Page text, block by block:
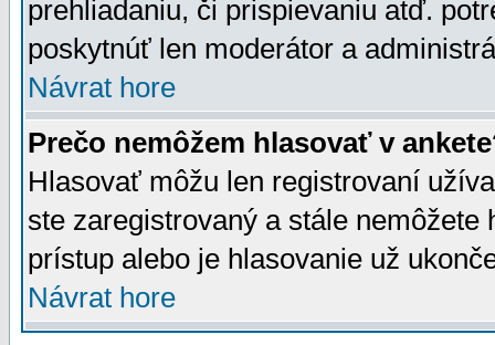
prehliadaniu, či prispievaniu atď.
poskytnúť len moderátor a
Návrat hore
Prečo nemôžem hlasovať v
Hlasovať môžu len registrovaní
ste zaregistrovaný a stále
prístup alebo je hlasovanie už
Návrat hore